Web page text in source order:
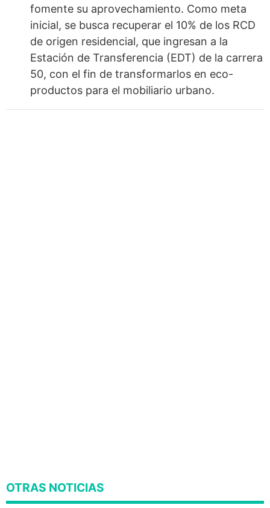
fomente su aprovechamiento. Como meta
inicial, se busca recuperar el 10% de los RCD
de origen residencial, que ingresan a la
Estación de Transferencia (EDT) de la carrera
50, con el fin de transformarlos en eco-
productos para el mobiliario urbano.
OTRAS NOTICIAS